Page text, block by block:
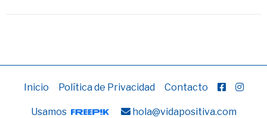
Inicio Política de Privacidad Contacto
Usamos hola@vidapositiva.com